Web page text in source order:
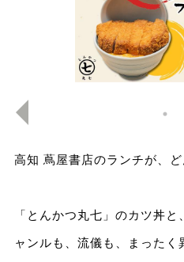
高知 蔦屋書店のランチが、ど
「とんかつ丸七」のカツ丼
ャンルも、流儀も、まった